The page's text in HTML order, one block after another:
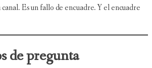
Es un fallo de encuadre. Y el encuadre
de pregunta